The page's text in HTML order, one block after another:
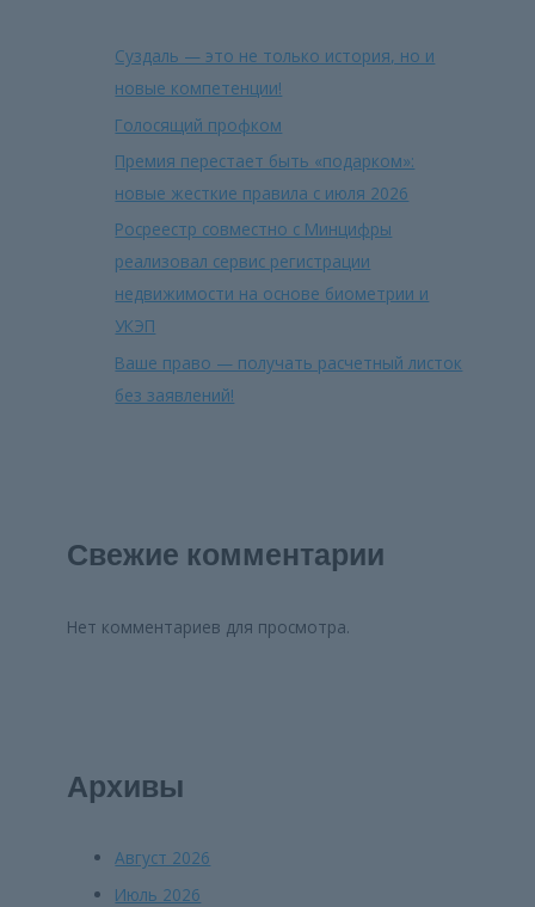
Суздаль — это не только история, но и
новые компетенции!
Голосящий профком
Премия перестает быть «подарком»:
новые жесткие правила с июля 2026
Росреестр совместно с Минцифры
реализовал сервис регистрации
недвижимости на основе биометрии и
УКЭП
Ваше право — получать расчетный листок
без заявлений!
Свежие комментарии
Нет комментариев для просмотра.
Архивы
Август 2026
Июль 2026